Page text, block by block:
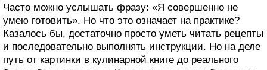
Часто можно услышать фразу: «Я совершенно не
умею готовить». Но что это означает на практике?
Казалось бы, достаточно просто уметь читать рецепты
и последовательно выполнять инструкции. Но на деле
путь от картинки в кулинарной книге до реального